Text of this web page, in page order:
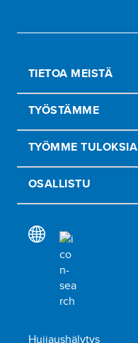
TIETOA MEISTÄ
TYÖSTÄMME
TYÖMME TULOKSIA
OSALLISTU
Huijaushälytys